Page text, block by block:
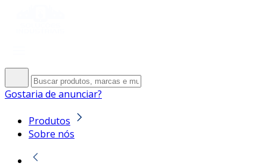
Gostaria de anunciar?
Produtos
Sobre nós